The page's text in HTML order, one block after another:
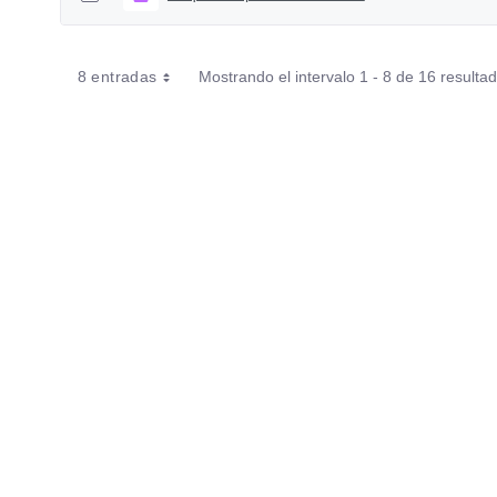
8 entradas Mostrando el intervalo 1 - 8 de 16